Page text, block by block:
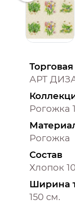
АРТ
Рогожка
Рогожка
Состав
Хлопок
Ширина
150 см.